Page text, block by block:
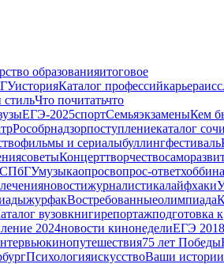
образованияитоговое
историяКаталог профессийкарьера
стильЧто почитатьчто
ЕГЭ-2025спортСемьяэкзаменыКем
Рособрнадзорпоступлениекаталог
фильмы и сериалыбуллингфестиваль
советыКонцерттворчество
СПбГУмузыкаопросвопрос-ответхобби
новостижурналистикалайфхаки
журфакВостребованныеолимпиада
вузовкнигирепортажподготовка к
2024новости кинонеделиЕГЭ 2018
кинопутешествия75 лет Победы
ПсихологияискусствоВаши истории